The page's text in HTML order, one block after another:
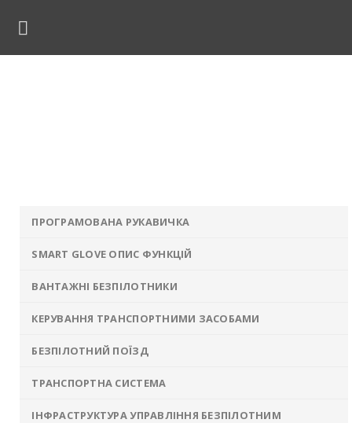
рішення для
ПРОГРАМОВАНА РУКАВИЧКА
SMART GLOVE ОПИС ФУНКЦІЙ
ВАНТАЖНІ БЕЗПІЛОТНИКИ
КЕРУВАННЯ ТРАНСПОРТНИМИ ЗАСОБАМИ
БЕЗПІЛОТНИЙ ПОЇЗД
ТРАНСПОРТНА СИСТЕМА
ІНФРАСТРУКТУРА УПРАВЛІННЯ БЕЗПІЛОТНИМ